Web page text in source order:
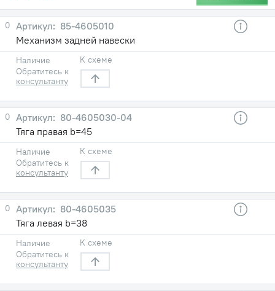
0
85-4605010
Механизм задней навески
Наличие
Обратитесь к
консультанту
К схеме
0
80-4605030-04
Тяга правая b=45
Наличие
Обратитесь к
консультанту
К схеме
0
80-4605035
Тяга левая b=38
Наличие
Обратитесь к
консультанту
К схеме